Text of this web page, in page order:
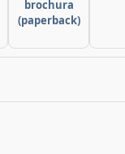
brochura
(paperback)